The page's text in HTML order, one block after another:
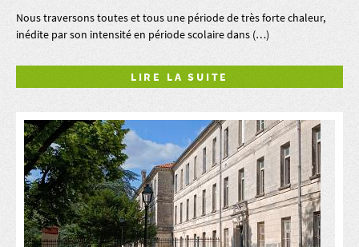
Nous traversons toutes et tous une période de très forte chaleur,
inédite par son intensité en période scolaire dans (…)
LIRE LA SUITE